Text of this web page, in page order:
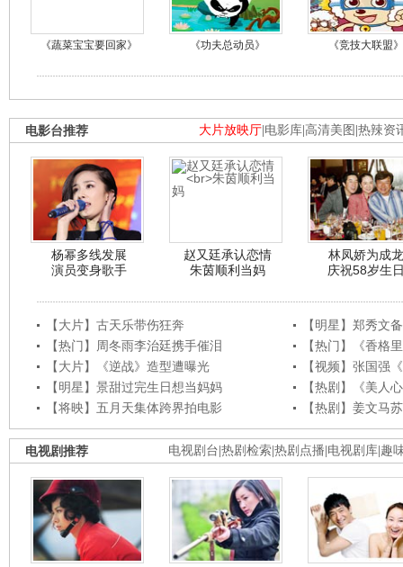
《蔬菜宝宝要回家》 《功夫总动员》 《竞技大联盟》
大片放映厅 电影库 高清美图 热辣资
电影台推荐
杨幂多线发展
演员变身歌手
赵又廷承认恋情
朱茵顺利当妈
林凤娇为成龙
庆祝58岁生
【大片】古天乐带伤狂奔
【明星】郑秀文
【热门】周冬雨李治廷携手催泪
【热门】《香格
【大片】《逆战》造型遭曝光
【视频】张国强
【明星】景甜过完生日想当妈妈
【热剧】《美人
【将映】五月天集体跨界拍电影
【热剧】姜文马
电视剧台 热剧检索 热剧点播 电视剧库 趣
电视剧推荐